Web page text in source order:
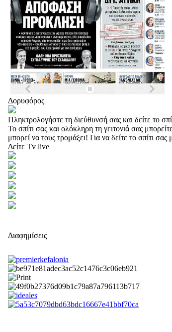
Δορυφόρος
Πληκτρολογήστε τη διεύθυνσή σας και δείτε το
Το σπίτι σας και ολόκληρη τη γειτονιά σας
μπορεί να τους τρομάξει! Για να δείτε το σπίτι
Δείτε Tv live
Διαφημίσεις